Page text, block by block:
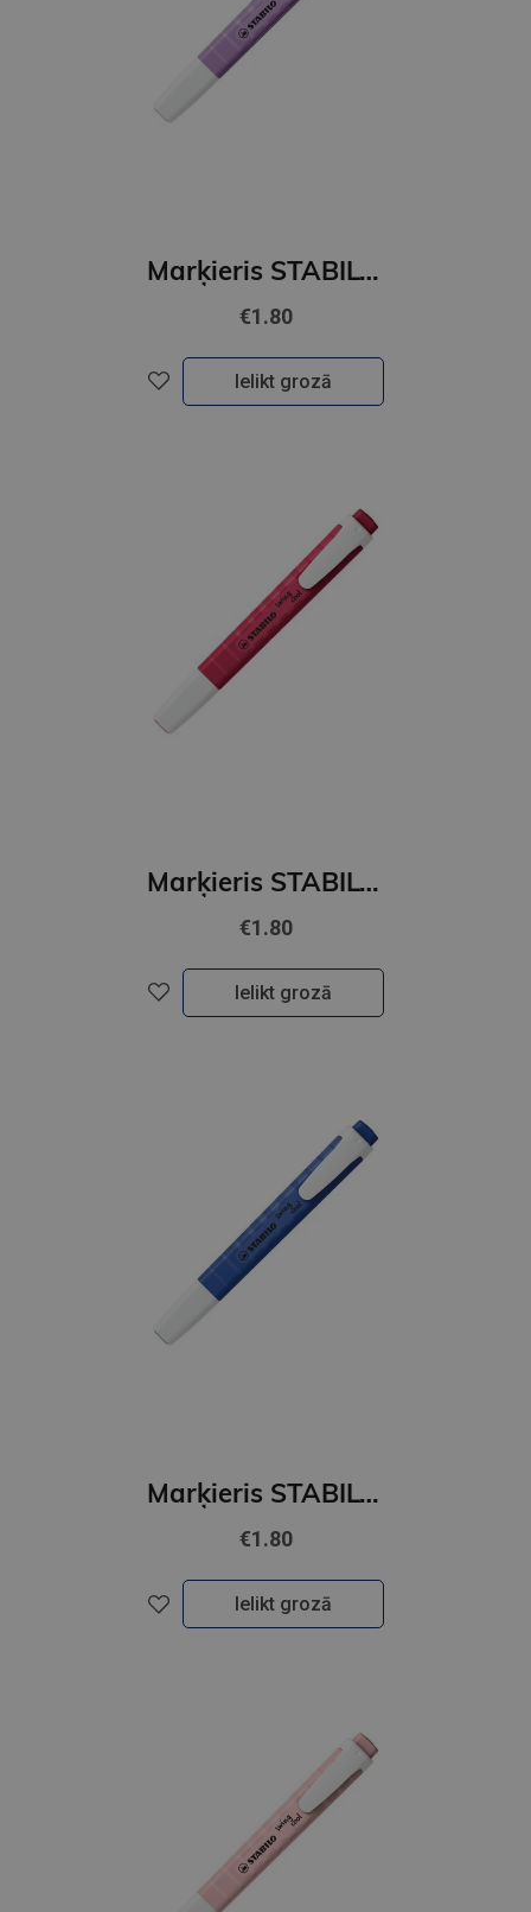
Marķieris STABILO Swing cool Nature COLORS Wildflower, violet
€1.80
Ielikt grozā
Marķieris STABILO Swing cool Nature COLORS Wildflower, burgundy
€1.80
Ielikt grozā
Marķieris STABILO Swing cool Nature COLORS Wildflower, ultramarine
€1.80
Ielikt grozā